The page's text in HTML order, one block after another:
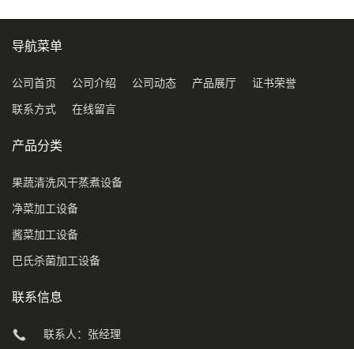
导航菜单
公司首页 公司介绍 公司动态 产品展厅 证书荣誉
联系方式 在线留言
产品分类
果蔬清洗风干蒸煮设备
净菜加工设备
酱菜加工设备
巴氏杀菌加工设备
联系信息
联系人：张经理